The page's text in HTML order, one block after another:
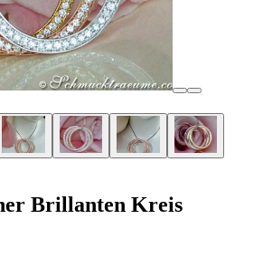
Brillanten Kreis